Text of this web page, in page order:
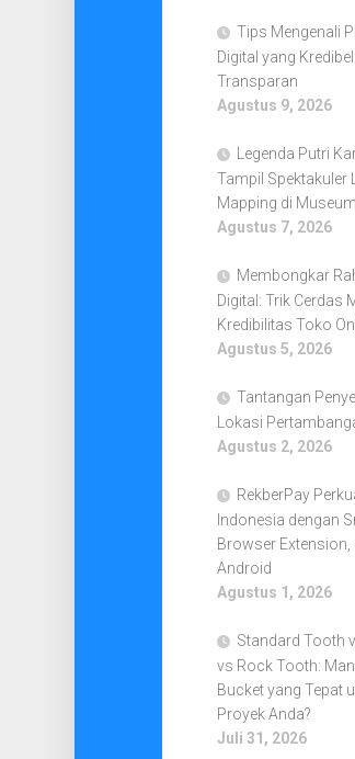
Tips Mengenali
Digital yang
Transparan
Agustus 9, 2026
Legenda Putri
Tampil Spektakuler
Mapping di
Agustus 7, 2026
Membongkar
Digital: Trik Cerdas
Kredibilitas Toko
Agustus 5, 2026
Tantangan
Lokasi
Agustus 2, 2026
RekberPay
Indonesia dengan
Browser Extension,
Android
Agustus 1, 2026
Standard Tooth
vs Rock Tooth:
Bucket yang Tepat
Proyek Anda?
Juli 31, 2026